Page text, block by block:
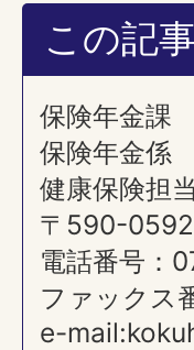
この記
保険年金課
保険年金係
健康保険担当
〒590-0592
電話番号：
ファックス
e-